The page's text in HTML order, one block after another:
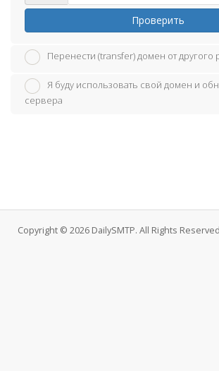
Проверить
Перенести (transfer) домен от другого
Я буду использовать свой домен и
сервера
Copyright © 2026 DailySMTP. All Rights